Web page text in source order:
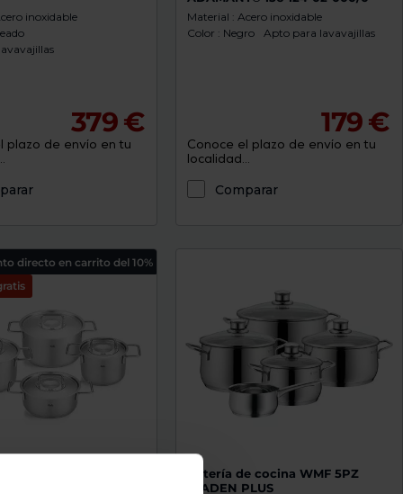
inoxidable
379 €
plazo de envío en tu
Material : Acero inoxidable
Color : Negro
Apto para lavavajillas
179 €
Conoce el plazo de envío en tu
localidad...
Comparar
directo en carrito del 10%
Batería de cocina WMF 5PZ
DIADEN PLUS